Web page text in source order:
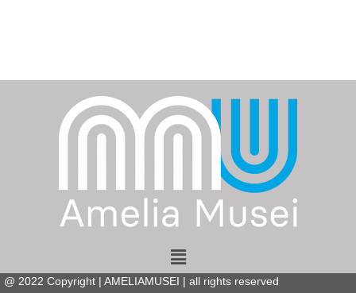
Menu
@ 2022 Copyright | AMELIAMUSEI | all rights reserved